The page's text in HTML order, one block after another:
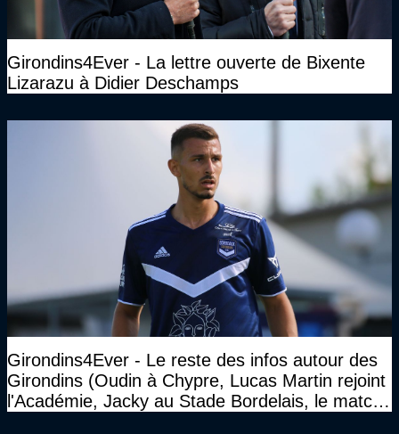
Girondins4Ever - La lettre ouverte de Bixente
Lizarazu à Didier Deschamps
Girondins4Ever - Le reste des infos autour des
Girondins (Oudin à Chypre, Lucas Martin rejoint
l'Académie, Jacky au Stade Bordelais, le match